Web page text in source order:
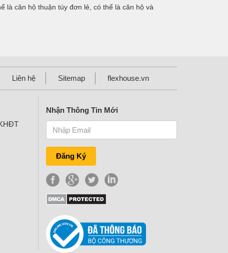
là căn hộ thuận túy đơn lẻ, có thể là căn hộ và
Liên hệ Sitemap flexhouse.vn
Nhận Thông Tin Mới
Đăng Ký